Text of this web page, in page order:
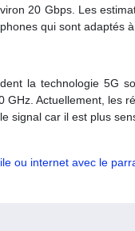
20 Gbps. Les
qui sont adaptés
la technologie 5G
GHz. Actuellement, les
signal car il est plus
ou internet avec le